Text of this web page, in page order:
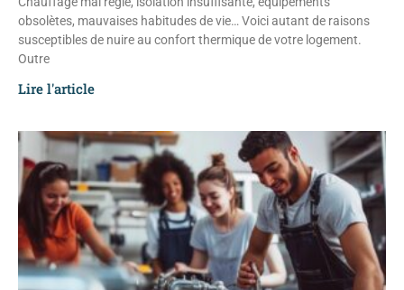
obsolètes, mauvaises habitudes de vie… Voici autant de raisons
susceptibles de nuire au confort thermique de votre logement.
Outre
Lire l'article